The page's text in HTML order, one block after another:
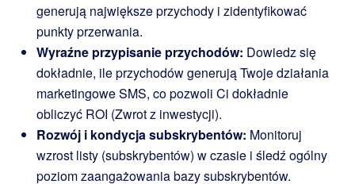
generują największe przychody i zidentyfikować
punkty przerwania.
Wyraźne przypisanie przychodów: Dowiedz się
dokładnie, ile przychodów generują Twoje działania
marketingowe SMS, co pozwoli Ci dokładnie
obliczyć ROI (Zwrot z inwestycji).
Rozwój i kondycja subskrybentów: Monitoruj
wzrost listy (subskrybentów) w czasie i śledź ogólny
poziom zaangażowania bazy subskrybentów.